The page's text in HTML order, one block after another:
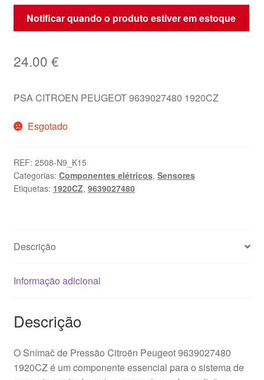
Notificar quando o produto estiver em estoque
24.00 €
PSA CITROEN PEUGEOT 9639027480 1920CZ
Esgotado
REF: 2508-N9_K15
Categorias: Componentes elétricos, Sensores
Etiquetas: 1920CZ, 9639027480
Descrição
Informação adicional
Descrição
O Snímač de Pressão Citroën Peugeot 9639027480
1920CZ é um componente essencial para o sistema de